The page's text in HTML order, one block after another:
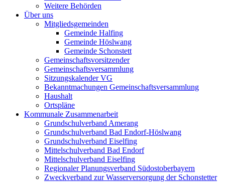
Weitere Behörden
Über uns
Mitgliedsgemeinden
Gemeinde Halfing
Gemeinde Höslwang
Gemeinde Schonstett
Gemeinschaftsvorsitzender
Gemeinschaftsversammlung
Sitzungskalender VG
Bekanntmachungen Gemeinschaftsversammlung
Haushalt
Ortspläne
Kommunale Zusammenarbeit
Grundschulverband Amerang
Grundschulverband Bad Endorf-Höslwang
Grundschulverband Eiselfing
Mittelschulverband Bad Endorf
Mittelschulverband Eiselfing
Regionaler Planungsverband Südostoberbayern
Zweckverband zur Wasserversorgung der Schonstetter